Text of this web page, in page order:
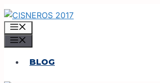
Saltar
al
contenido
BLOG